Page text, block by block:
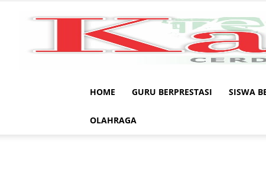
HOME GURU BERPRESTASI SISWA
OLAHRAGA